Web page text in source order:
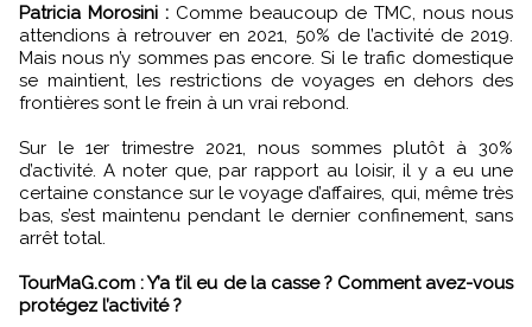
Patricia Morosini :Comme beaucoup de TMC, nous nous
attendions à retrouver en 2021, 50% de l’activité de 2019.
Mais nous n’y sommes pas encore. Si le trafic domestique
se maintient, les restrictions de voyages en dehors des
frontières sont le frein à un vrai rebond.
Sur le 1er trimestre 2021, nous sommes plutôt à 30%
d’activité. A noter que, par rapport au loisir, il y a eu une
certaine constance sur le voyage d’affaires, qui, même très
bas, s’est maintenu pendant le dernier confinement, sans
arrêt total.
TourMaG.com : Y’a t’il eu de la casse ? Comment avez-vous
protégez l’activité ?